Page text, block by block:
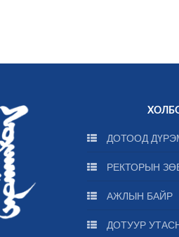
ДОТООД
РЕКТОРЫН
АЖЛЫН БАЙР
ДОТУУР